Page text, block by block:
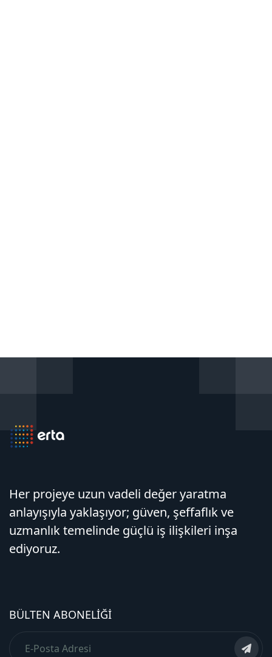
Her projeye uzun vadeli değer yaratma
anlayışıyla yaklaşıyor; güven, şeffaflık ve
uzmanlık temelinde güçlü iş ilişkileri inşa
ediyoruz.
BÜLTEN ABONELIĞI